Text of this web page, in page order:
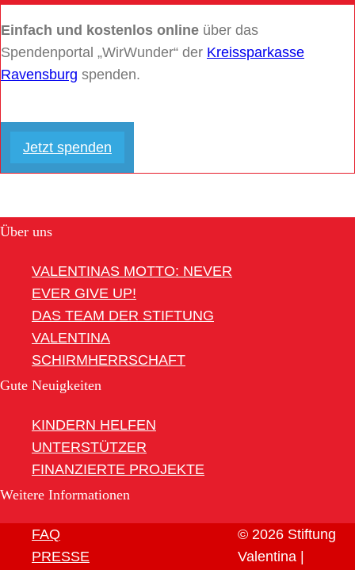
Einfach und kostenlos online über das
Spendenportal „WirWunder“ der Kreissparkasse
Ravensburg spenden.
Jetzt spenden
Über uns
VALENTINAS MOTTO: NEVER
EVER GIVE UP!
DAS TEAM DER STIFTUNG
VALENTINA
SCHIRMHERRSCHAFT
Gute Neuigkeiten
KINDERN HELFEN
UNTERSTÜTZER
FINANZIERTE PROJEKTE
Weitere Informationen
FAQ
PRESSE
© 2026 Stiftung
Valentina |